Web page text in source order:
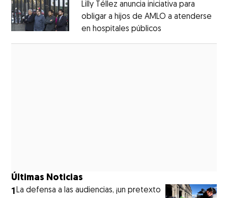
Lilly Téllez anuncia iniciativa para
obligar a hijos de AMLO a atenderse
en hospitales públicos
Últimas Noticias
1La defensa a las audiencias, ¡un pretexto